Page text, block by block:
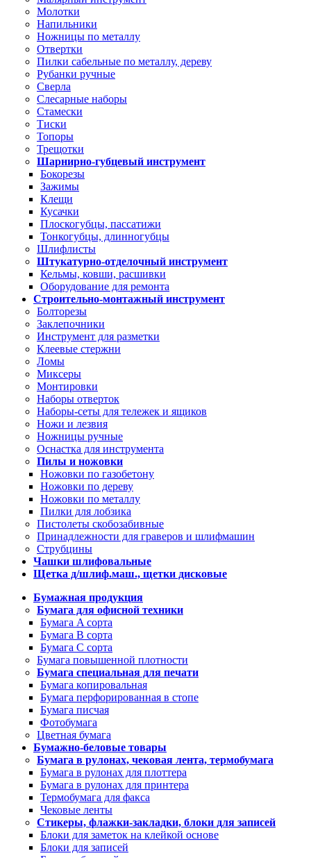
Молотки
Напильники
Ножницы по металлу
Отвертки
Пилки сабельные по металлу, дереву
Рубанки ручные
Сверла
Слесарные наборы
Стамески
Тиски
Топоры
Трещотки
Шарнирно-губцевый инструмент
Бокорезы
Зажимы
Клещи
Кусачки
Плоскогубцы, пассатижи
Тонкогубцы, длинногубцы
Шлифлисты
Штукатурно-отделочный инструмент
Кельмы, ковши, расшивки
Оборудование для ремонта
Строительно-монтажный инструмент
Болторезы
Заклепочники
Инструмент для разметки
Клеевые стержни
Ломы
Миксеры
Монтировки
Наборы отверток
Наборы-сеты для тележек и ящиков
Ножи и лезвия
Ножницы ручные
Оснастка для инструмента
Пилы и ножовки
Ножовки по газобетону
Ножовки по дереву
Ножовки по металлу
Пилки для лобзика
Пистолеты скобозабивные
Принадлежности для граверов и шлифмашин
Струбцины
Чашки шлифовальные
Щетка д/шлиф.маш., щетки дисковые
Бумажная продукция
Бумага для офисной техники
Бумага A сорта
Бумага B сорта
Бумага C сорта
Бумага повышенной плотности
Бумага специальная для печати
Бумага копировальная
Бумага перфорированная в стопе
Бумага писчая
Фотобумага
Цветная бумага
Бумажно-беловые товары
Бумага в рулонах, чековая лента, термобумага
Бумага в рулонах для плоттера
Бумага в рулонах для принтера
Термобумага для факса
Чековые ленты
Стикеры, флажки-закладки, блоки для записей
Блоки для заметок на клейкой основе
Блоки для записей